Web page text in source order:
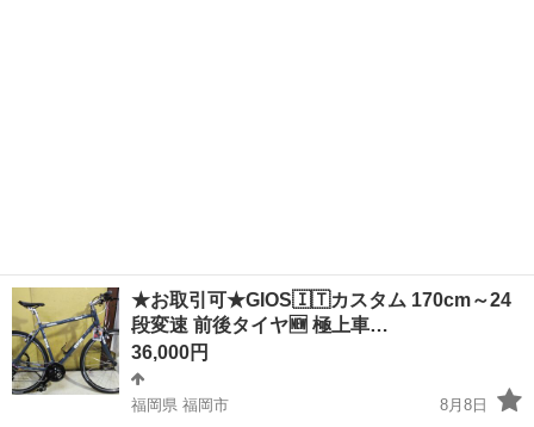
★お取引可★GIOS🇮🇹カスタム 170cm～24
段変速 前後タイヤ🆕 極上車…
36,000円
福岡県 福岡市
8月8日